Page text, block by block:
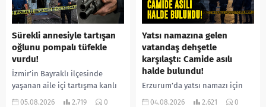
Sürekli annesiyle tartışan
oğlunu pompalı tüfekle
vurdu!
İzmir’in Bayraklı ilçesinde
yaşanan aile içi tartışma kanlı
bitti. İddiaya göre, uzun süredir
05.08.2026 2.719 0
Yatsı namazına gelen
vatandaş dehşetle
karşılaştı: Camide asılı
halde bulundu!
Erzurum’da yatsı namazı için
camiye gelen bir vatandaş,
04.08.2026 2.621 0